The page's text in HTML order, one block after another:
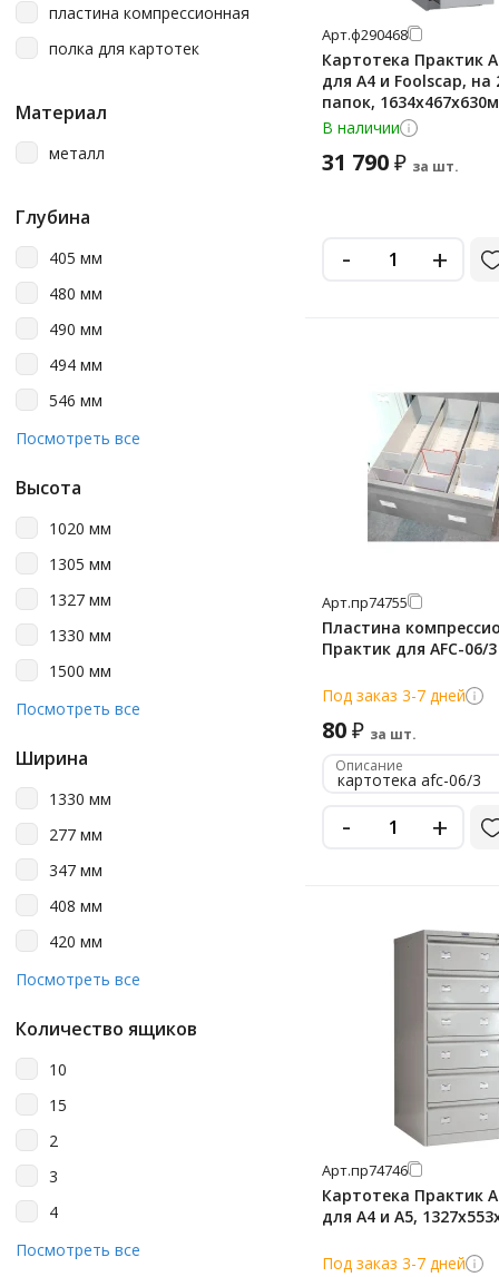
пластина компрессионная
полка для картотек
Материал
металл
Глубина
405 мм
480 мм
490 мм
494 мм
546 мм
630 мм
Посмотреть все
Высота
1020 мм
1305 мм
1327 мм
1330 мм
1500 мм
1634 мм
660 мм
685 мм
700 мм
705 мм
713 мм
910 мм
995 мм
Посмотреть все
Ширина
1330 мм
277 мм
347 мм
408 мм
420 мм
467 мм
Посмотреть все
Количество ящиков
10
15
2
3
4
5
Посмотреть все
Арт.ф290468
Картотека Практик
для А4 и Foolscap, на
папок,
В наличии
31 790₽ за шт.
- +
Арт.пр74755
Пластина
Практик для AFC-06/3
Под заказ 3-7 дней
80₽ за шт.
Описание
картотека afc-06/3
- +
Арт.пр74746
Картотека Практик
для А4 и А5,
Под заказ 3-7 дней